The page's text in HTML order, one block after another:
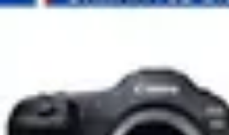
Direct Sport
Direct Sport